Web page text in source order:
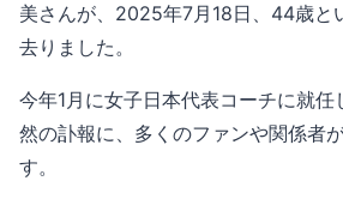
美さんが、2025年7月18日、44歳と
去りました。
今年1月に女子日本代表コーチに就任
然の訃報に、多くのファンや関係者
す。